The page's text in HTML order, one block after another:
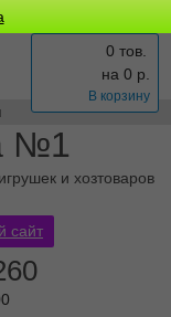
№1
и хозтоваров
0 тов.
на 0 р.
В корзину
сайт